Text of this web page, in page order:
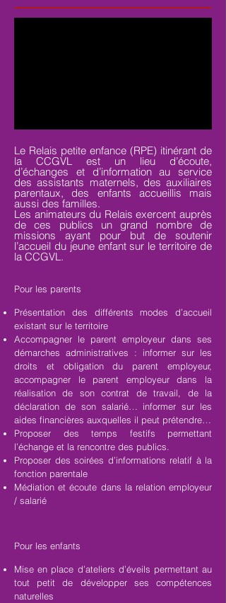
Le Relais petite enfance (RPE) itinérant de
la CCGVL est un lieu d’écoute,
d’échanges et d’information au service
des assistants maternels, des auxiliaires
parentaux, des enfants accueillis mais
aussi des familles.
Les animateurs du Relais exercent auprès
de ces publics un grand nombre de
missions ayant pour but de soutenir
l’accueil du jeune enfant sur le territoire de
la CCGVL.
Pour les parents
Présentation des différents modes d’accueil
existant sur le territoire
Accompagner le parent employeur dans ses
démarches administratives : informer sur les
droits et obligation du parent employeur,
accompagner le parent employeur dans la
réalisation de son contrat de travail, de la
déclaration de son salarié… informer sur les
aides financières auxquelles il peut prétendre…
Proposer des temps festifs permettant
l’échange et la rencontre des publics.
Proposer des soirées d’informations relatif à la
fonction parentale
Médiation et écoute dans la relation employeur
/ salarié
Pour les enfants
Mise en place d’ateliers d’éveils permettant au
tout petit de développer ses compétences
naturelles